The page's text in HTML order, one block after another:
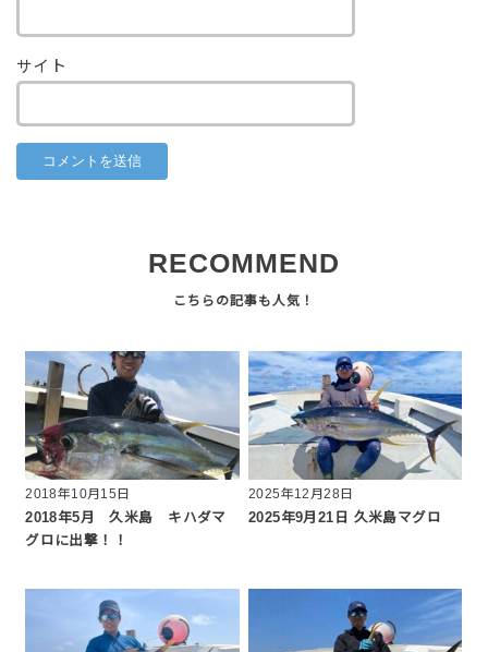
サイト
RECOMMEND
2018年10月15日
2018年5月 久米島 キハダマ
グロに出撃！！
2025年12月28日
2025年9月21日 久米島マグロ